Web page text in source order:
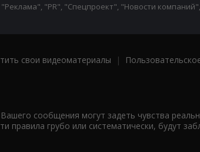
"PR", "Спецпроект", "Новости
свои видеоматериалы |
сообщения могут задеть чувства
грубо или систематически, будут